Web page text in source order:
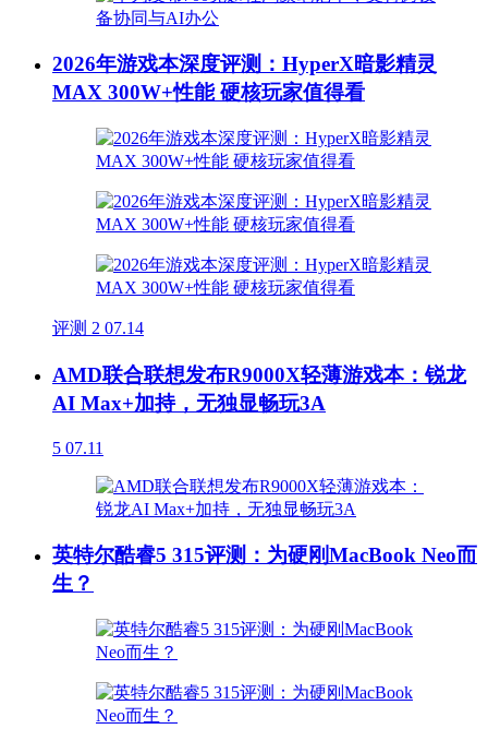
2026年游戏本深度评测：HyperX暗影精灵
MAX 300W+性能 硬核玩家值得看
评测 2 07.14
AMD联合联想发布R9000X轻薄游戏本：锐龙
AI Max+加持，无独显畅玩3A
5 07.11
英特尔酷睿5 315评测：为硬刚MacBook Neo而
生？